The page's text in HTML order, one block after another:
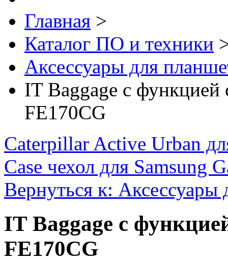
Главная >
Каталог ПО и техники
Аксессуары для
IT Baggage с функцией
FE170CG
Caterpillar Active Urban
Case чехол для Samsung
Вернуться к: Аксессуары
IT Baggage с
FE170CG